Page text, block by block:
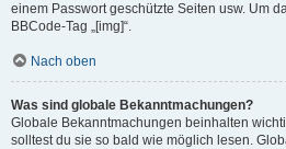
einem Passwort geschützte Seiten usw. Um
BBCode-Tag „[img]“.
Nach oben
Was sind globale Bekanntmachungen?
Globale Bekanntmachungen beinhalten
solltest du sie so bald wie möglich lesen.